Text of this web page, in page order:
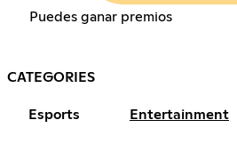
Puedes ganar premios
CATEGORIES
Esports Entertainment